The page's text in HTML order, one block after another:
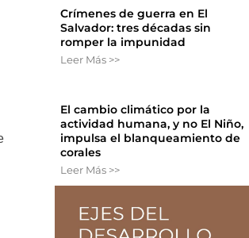
Crímenes de guerra en El
Salvador: tres décadas sin
romper la impunidad
Leer Más >>
El cambio climático por la
actividad humana, y no El Niño,
impulsa el blanqueamiento de
corales
Leer Más >>